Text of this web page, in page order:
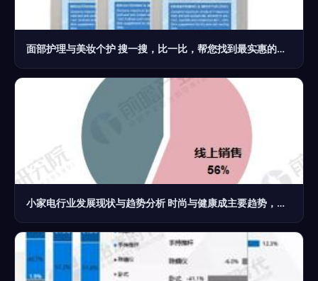
面部护理与美妆个护 搜一搜，比一比，帮您找到最实惠的好物
小家电行业发展现状与趋势分析 时尚与健康成主要趋势，个人护理电器崛起